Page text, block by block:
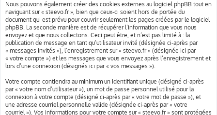
Nous pouvons également créer des cookies externes au logiciel phpBB tout en
naviguant sur « steevo.fr », bien que ceux-ci soient hors de portée du
document qui est prévu pour couvrir seulement les pages créées par le logiciel
phpBB. La seconde manière est de récupérer l’information que vous nous
envoyez et que nous collectons. Ceci peut être, et n’est pas limité à : la
publication de message en tant qu’utilisateur invité (désignée ci-après par
« messages invités »), l’enregistrement sur « steevo.fr » (désignée ici par
« votre compte ») et les messages que vous envoyez après l’enregistrement et
lors d’une connexion (désignés ici par « vos messages »).
Votre compte contiendra au minimum un identifiant unique (désigné ci-après
par « votre nom d’utilisateur »), un mot de passe personnel utilisé pour la
connexion à votre compte (désigné ci-après par « votre mot de passe »), et
une adresse courriel personnelle valide (désignée ci-après par « votre
courriel »). Vos informations pour votre compte sur « steevo.fr » sont protégées